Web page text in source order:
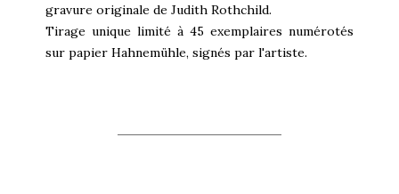
gravure originale de Judith Rothchild.
Tirage unique limité à 45 exemplaires numérotés
sur papier Hahnemühle, signés par l'artiste.